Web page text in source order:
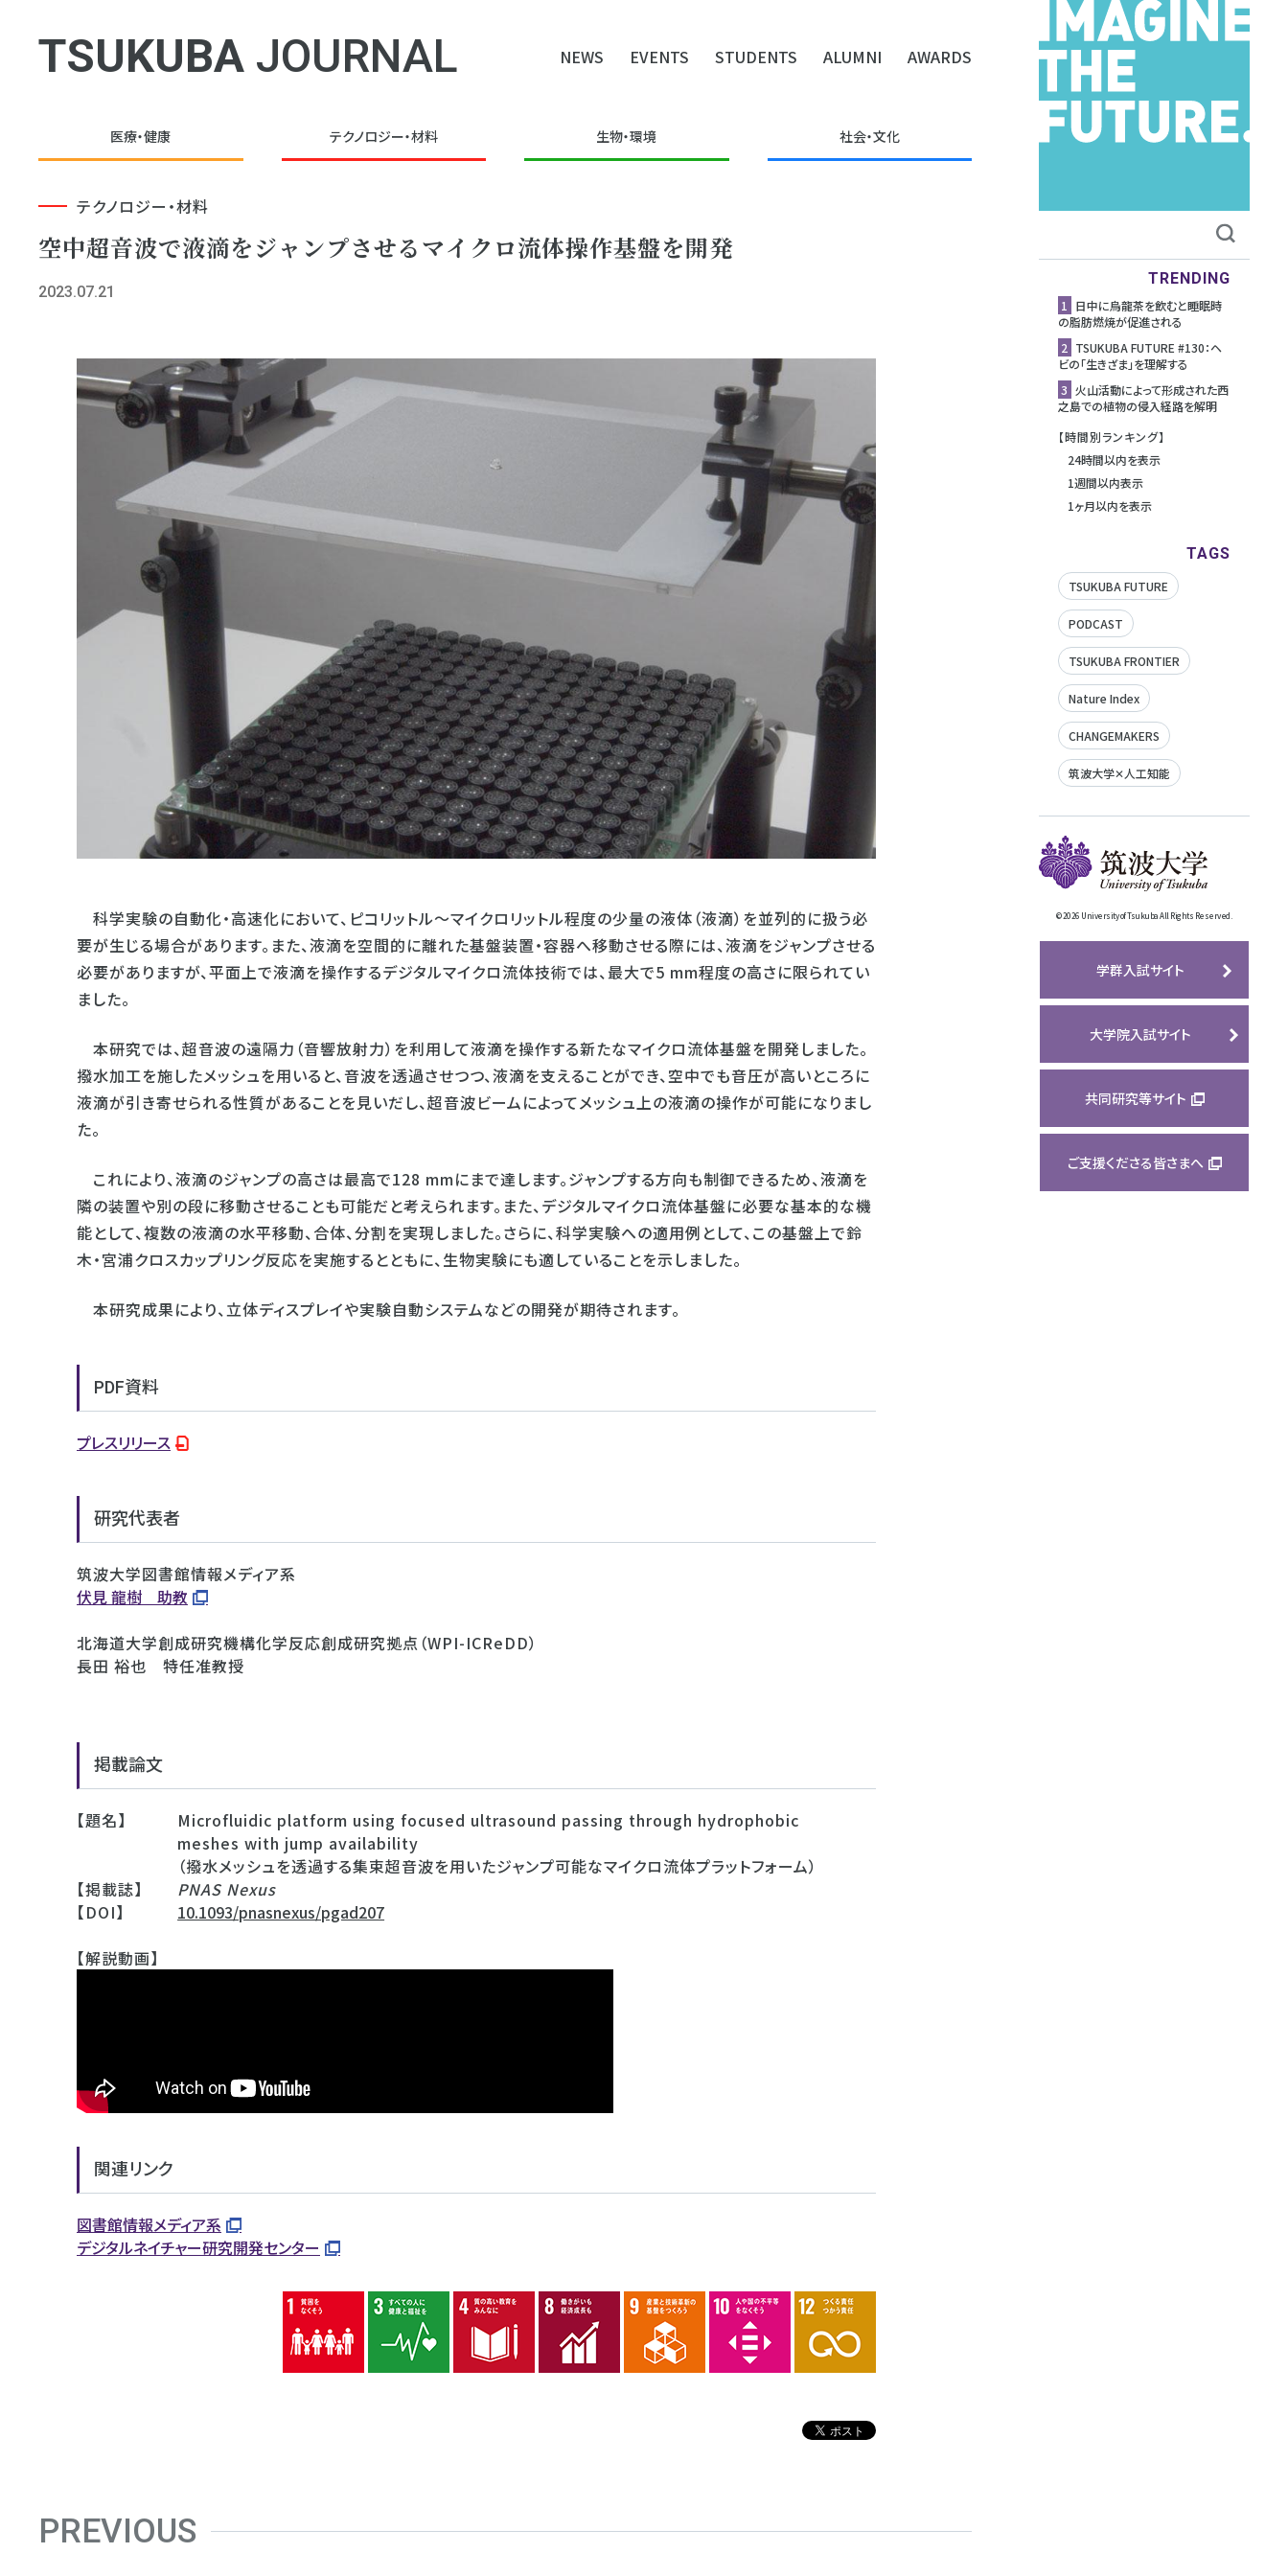
TSUKUBA JOURNAL NEWS EVENTS STUDENTS ALUMNI AWARDS
医療・健康 テクノロジー・材料 生物・環境 社会・文化
テクノロジー・材料
空中超音波で液滴をジャンプさせるマイクロ流体操作基盤を開発
2023.07.21
科学実験の自動化・高速化において、ピコリットル〜マイクロリットル程度の少量の液体（液滴）を並列的に扱う必
要が生じる場合があります。また、液滴を空間的に離れた基盤装置・容器へ移動させる際には、液滴をジャンプさせる
必要がありますが、平面上で液滴を操作するデジタルマイクロ流体技術では、最大で5 mm程度の高さに限られてい
ました。
本研究では、超音波の遠隔力（音響放射力）を利用して液滴を操作する新たなマイクロ流体基盤を開発しました。
撥水加工を施したメッシュを用いると、音波を透過させつつ、液滴を支えることができ、空中でも音圧が高いところに
液滴が引き寄せられる性質があることを見いだし、超音波ビームによってメッシュ上の液滴の操作が可能になりまし
た。
これにより、液滴のジャンプの高さは最高で128 mmにまで達します。ジャンプする方向も制御できるため、液滴を
隣の装置や別の段に移動させることも可能だと考えられます。また、デジタルマイクロ流体基盤に必要な基本的な機
能として、複数の液滴の水平移動、合体、分割を実現しました。さらに、科学実験への適用例として、この基盤上で鈴
木・宮浦クロスカップリング反応を実施するとともに、生物実験にも適していることを示しました。
本研究成果により、立体ディスプレイや実験自動システムなどの開発が期待されます。
PDF資料
プレスリリース
研究代表者
筑波大学図書館情報メディア系
伏見 龍樹 助教
北海道大学創成研究機構化学反応創成研究拠点（WPI-ICReDD）
長田 裕也 特任准教授
掲載論文
【題名】
Microfluidic platform using focused ultrasound passing through hydrophobic
meshes with jump availability
（撥水メッシュを透過する集束超音波を用いたジャンプ可能なマイクロ流体プラットフォーム）
【掲載誌】
PNAS Nexus
【DOI】
10.1093/pnasnexus/pgad207
【解説動画】
関連リンク
図書館情報メディア系
デジタルネイチャー研究開発センター
PREVIOUS
TRENDING
1 日中に烏龍茶を飲むと睡眠時
の脂肪燃焼が促進される
2 TSUKUBA FUTURE #130：ヘ
ビの「生きざま」を理解する
3 ⽕⼭活動によって形成された⻄
之島での植物の侵⼊経路を解明
【時間別ランキング】
24時間以内を表示
1週間以内表示
1ヶ月以内を表示
TAGS
TSUKUBA FUTURE
PODCAST
TSUKUBA FRONTIER
Nature Index
CHANGEMAKERS
筑波大学✕人工知能
©2026 University of Tsukuba All Rights Reserved.
学群入試サイト
大学院入試サイト
共同研究等サイト
ご支援くださる皆さまへ